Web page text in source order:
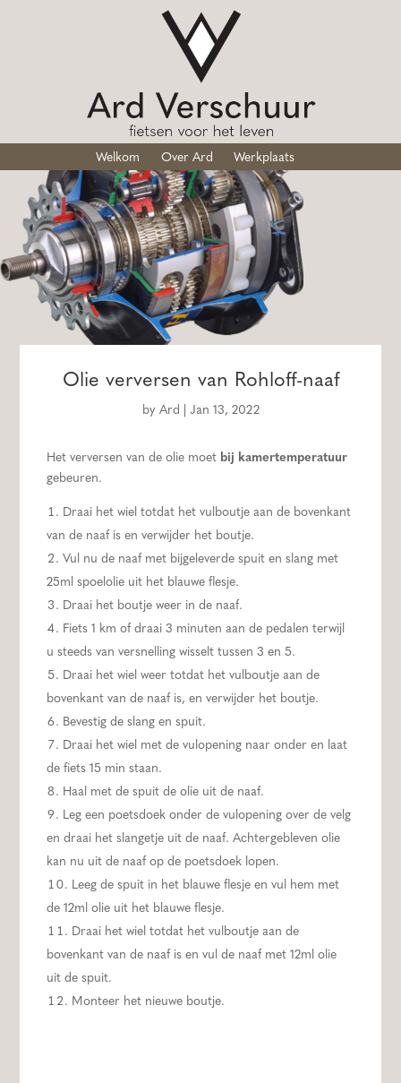
Welkom Over Ard Werkplaats
Olie verversen van Rohloff-naaf
by Ard Jan 13, 2022
Het verversen van de olie moet bij kamertemperatuur
gebeuren.
Draai het wiel totdat het vulboutje aan de bovenkant
van de naaf is en verwijder het boutje.
Vul nu de naaf met bijgeleverde spuit en slang met
25ml spoelolie uit het blauwe flesje.
Draai het boutje weer in de naaf.
Fiets 1 km of draai 3 minuten aan de pedalen terwijl
u steeds van versnelling wisselt tussen 3 en 5.
Draai het wiel weer totdat het vulboutje aan de
bovenkant van de naaf is, en verwijder het boutje.
Bevestig de slang en spuit.
Draai het wiel met de vulopening naar onder en laat
de fiets 15 min staan.
Haal met de spuit de olie uit de naaf.
Leg een poetsdoek onder de vulopening over de velg
en draai het slangetje uit de naaf. Achtergebleven olie
kan nu uit de naaf op de poetsdoek lopen.
Leeg de spuit in het blauwe flesje en vul hem met
de 12ml olie uit het blauwe flesje.
Draai het wiel totdat het vulboutje aan de
bovenkant van de naaf is en vul de naaf met 12ml olie
uit de spuit.
Monteer het nieuwe boutje.